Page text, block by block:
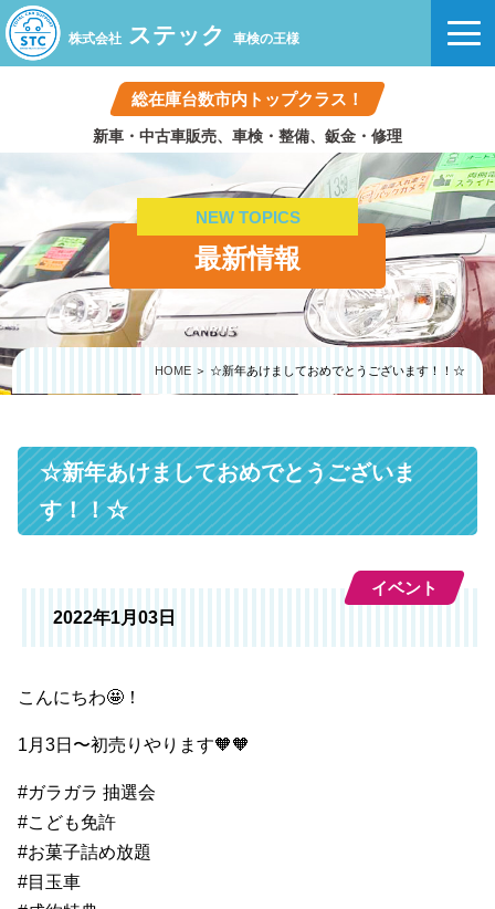
総在庫台数市内トップクラス！
新車・中古車販売、車検・整備、鈑金・修理
株式会社 ステック 車検の王様
NEW TOPICS
最新情報
HOME＞ ☆新年あけましておめでとうございます！！☆
☆新年あけましておめでとうございま
す！！☆
2022年1月03日
イベント
こんにちわ🤩！
1月3日〜初売りやります🧡🧡
#ガラガラ 抽選会
#こども免許
#お菓子詰め放題
#目玉車